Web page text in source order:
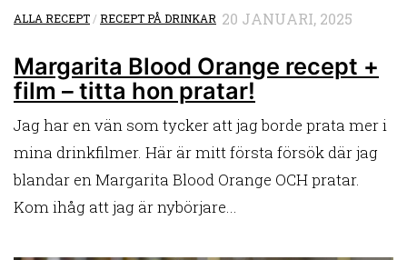
ALLA RECEPT /RECEPT PÅ DRINKAR 20 JANUARI, 2025
Margarita Blood Orange recept +
film – titta hon pratar!
Jag har en vän som tycker att jag borde prata mer i
mina drinkfilmer. Här är mitt första försök där jag
blandar en Margarita Blood Orange OCH pratar.
Kom ihåg att jag är nybörjare...